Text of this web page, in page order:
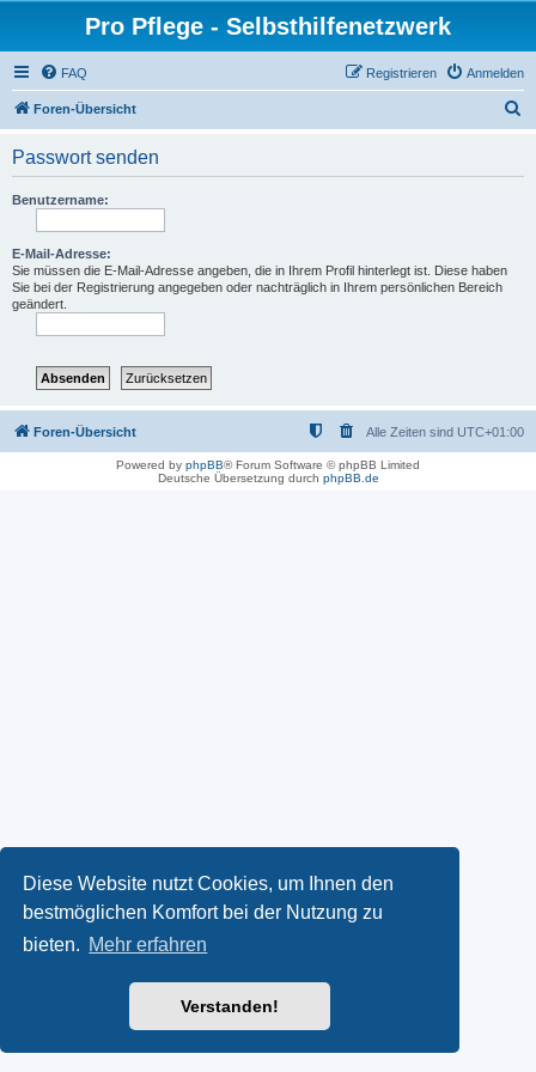
Diese Website nutzt Cookies, um Ihnen den
bestmöglichen Komfort bei der Nutzung zu
bieten. Mehr erfahren
Verstanden!
Pro Pflege - Selbsthilfenetzwerk
FAQ Anmelden
Registrieren
Foren-Übersicht
Passwort senden
Benutzername:
E-Mail-Adresse:
Sie müssen die E-Mail-Adresse angeben, die in Ihrem Profil hinterlegt ist. Diese haben
Sie bei der Registrierung angegeben oder nachträglich in Ihrem persönlichen Bereich
geändert.
Foren-Übersicht Alle Zeiten sind UTC+01:00
Powered by phpBB® Forum Software © phpBB Limited
Deutsche Übersetzung durch phpBB.de